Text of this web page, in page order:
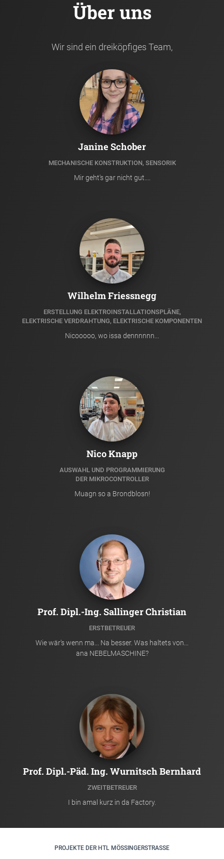
Über uns
Wir sind ein dreiköpfiges Team,
Janine Schober
MECHANISCHE KONSTRUKTION, SENSORIK
Mir geht's gar nicht gut....
Wilhelm Friessnegg
ERSTELLUNG ELEKTROINSTALLATIONSPLÄNE,
ELEKTRISCHE VERDRAHTUNG, ELEKTRISCHE KOMPONENTEN
Nicooooo, wo issa dennnnnn...
Nico Knapp
AUSWAHL UND PROGRAMMIERUNG
DER MIKROCONTROLLER
Muagn so a Brondblosn!
Prof. Dipl.-Ing. Sallinger Christian
ERSTBETREUER
Wie wär's wenn ma... Na besser. Was haltets von...
ana NEBELMASCHINE?
Prof. Dipl.-Päd. Ing. Wurnitsch Bernhard
ZWEITBETREUER
I bin amal kurz in da Factory.
PROJEKTE DER HTL MÖSSINGERSTRASSE